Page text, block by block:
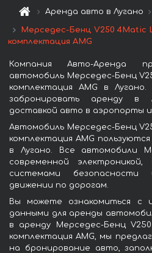
Аренда авто в Лугано
Мерседес-Бенц V250 4Matic
комплектация AMG
Компания Авто-Аренда
автомобиль Мерседес-Бенц
комплектация AMG в
забронировать аренду в
доставкой авто в аэропорты
Автомобиль Мерседес-Бенц
комплектация AMG
в Лугано. Все автомобили
современной
системами
движении по дорогам.
Вы можете ознакомиться с
данными для аренды
в аренду Мерседес-Бенц
комплектация AMG, мы
на бронирование авто,